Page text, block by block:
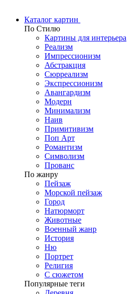
Каталог картин
По Стилю
Картины для интерьера
Реализм
Импрессионизм
Абстракция
Сюрреализм
Экспрессионизм
Авангардизм
Модерн
Минимализм
Наив
Примитивизм
Поп Арт
Романтизм
Символизм
Прованс
По жанру
Пейзаж
Морской пейзаж
Город
Натюрморт
Животные
Военный жанр
История
Ню
Портрет
Религия
С сюжетом
Популярные теги